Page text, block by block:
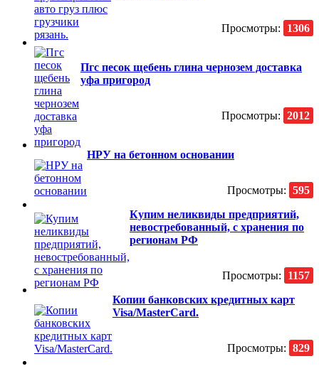
Просмотры: 1306
Пгс песок щебень глина чернозем доставка
уфа пригород
Просмотры: 2012
НРУ на бетонном основании
Просмотры: 595
Купим неликвиды предприятий,
невостребованный, с хранения по
регионам РФ
Просмотры:
1157
Копии банковских кредитных карт
Visa/MasterCard.
Просмотры: 829